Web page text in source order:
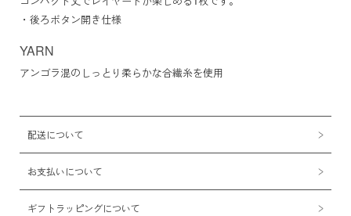
・後ろボタン開き仕様
YARN
アンゴラ混のしっとり柔らかな合繊糸を使用
配送について
お支払いについて
ギフトラッピングについて